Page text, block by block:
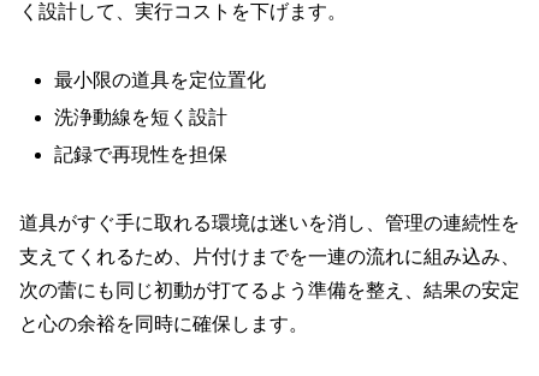
く設計して、実行コストを下げます。
最小限の道具を定位置化
洗浄動線を短く設計
記録で再現性を担保
道具がすぐ手に取れる環境は迷いを消し、管理の連続性を
支えてくれるため、片付けまでを一連の流れに組み込み、
次の蕾にも同じ初動が打てるよう準備を整え、結果の安定
と心の余裕を同時に確保します。